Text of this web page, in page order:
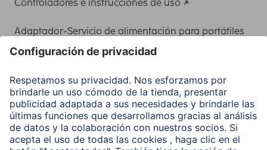
Controladores e instrucciones de uso
Adaptador-Servicio de alimentación para portátiles
Clientes online
Conviértete en distribuidor